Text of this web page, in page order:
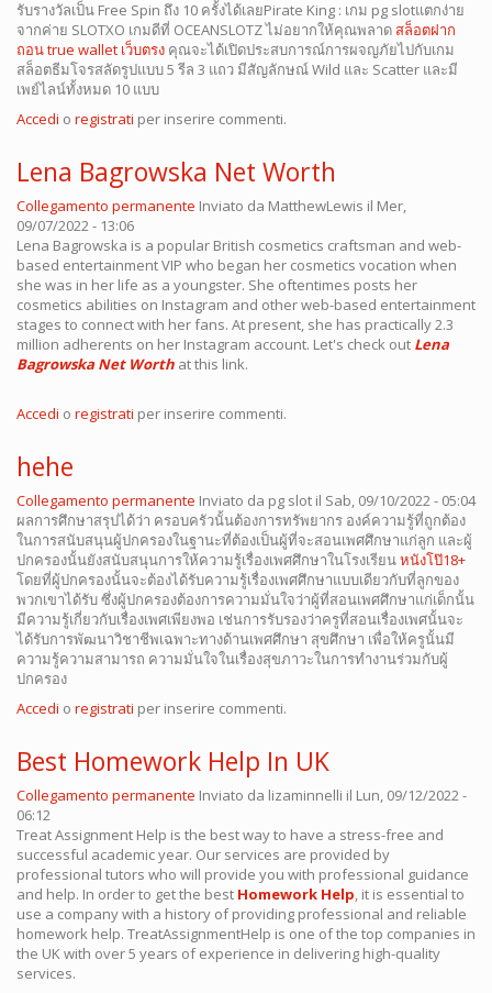
รับรางวัลเป็น Free Spin ถึง 10 ครั้งได้เลยPirate King : เกม pg slotแตกง่าย
จากค่าย SLOTXO เกมดีที่ OCEANSLOTZ ไม่อยากให้คุณพลาด สล็อตฝาก
ถอน true wallet เว็บตรง คุณจะได้เปิดประสบการณ์การผจญภัยไปกับเกม
สล็อตธีมโจรสลัดรูปแบบ 5 รีล 3 แถว มีสัญลักษณ์ Wild และ Scatter และมี
เพย์ไลน์ทั้งหมด 10 แบบ
Accedi o registrati per inserire commenti.
Lena Bagrowska Net Worth
Collegamento permanente Inviato da MatthewLewis il Mer,
09/07/2022 - 13:06
Lena Bagrowska is a popular British cosmetics craftsman and web-
based entertainment VIP who began her cosmetics vocation when
she was in her life as a youngster. She oftentimes posts her
cosmetics abilities on Instagram and other web-based entertainment
stages to connect with her fans. At present, she has practically 2.3
million adherents on her Instagram account. Let's check out Lena
Bagrowska Net Worth at this link.
Accedi o registrati per inserire commenti.
hehe
Collegamento permanente Inviato da pg slot il Sab, 09/10/2022 - 05:04
ผลการศึกษาสรุปได้ว่า ครอบครัวนั้นต้องการทรัพยากร องค์ความรู้ที่ถูกต้อง
ในการสนับสนุนผู้ปกครองในฐานะที่ต้องเป็นผู้ที่จะสอนเพศศึกษาแก่ลูก และผู้
ปกครองนั้นยังสนับสนุนการให้ความรู้เรื่องเพศศึกษาในโรงเรียนหนังโป๊18+
โดยที่ผู้ปกครองนั้นจะต้องได้รับความรู้เรื่องเพศศึกษาแบบเดียวกับที่ลูกของ
พวกเขาได้รับ ซึ่งผู้ปกครองต้องการความมั่นใจว่าผู้ที่สอนเพศศึกษาแก่เด็กนั้น
มีความรู้เกี่ยวกับเรื่องเพศเพียงพอ เช่นการรับรองว่าครูที่สอนเรื่องเพศนั้นจะ
ได้รับการพัฒนาวิชาชีพเฉพาะทางด้านเพศศึกษา สุขศึกษา เพื่อให้ครูนั้นมี
ความรู้ความสามารถ ความมั่นใจในเรื่องสุขภาวะในการทำงานร่วมกับผู้
ปกครอง
Accedi o registrati per inserire commenti.
Best Homework Help In UK
Collegamento permanente Inviato da lizaminnelli il Lun, 09/12/2022 -
06:12
Treat Assignment Help is the best way to have a stress-free and
successful academic year. Our services are provided by
professional tutors who will provide you with professional guidance
and help. In order to get the best Homework Help, it is essential to
use a company with a history of providing professional and reliable
homework help. TreatAssignmentHelp is one of the top companies in
the UK with over 5 years of experience in delivering high-quality
services.